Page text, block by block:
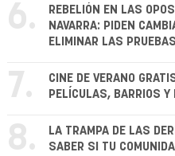
6.
REBELIÓN EN LAS
NAVARRA: PIDEN
ELIMINAR LAS
7.
CINE DE VERANO
PELÍCULAS, BARRIOS
8.
LA TRAMPA DE LAS
SABER SI TU